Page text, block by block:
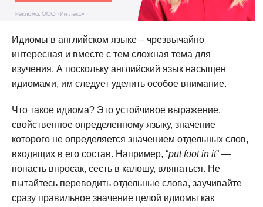
Идиомы в английском языке – чрезвычайно
интересная и вместе с тем сложная тема для
изучения. А поскольку английский язык насыщен
идиомами, им следует уделить особое внимание.
Что такое идиома? Это устойчивое выражение,
свойственное определенному языку, значение
которого не определяется значением отдельных слов,
входящих в его состав. Например, “put foot in it” —
попасть впросак, сесть в калошу, вляпаться. Не
пытайтесь переводить отдельные слова, заучивайте
сразу правильное значение целой идиомы как